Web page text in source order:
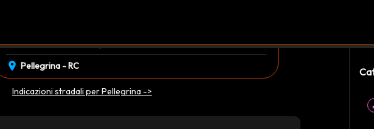
EVENTO CONCLUSO
event_available lunedì 04 Agosto schedule 22:00
location_on Pellegrina - RC
Indicazioni stradali per Pellegrina ->